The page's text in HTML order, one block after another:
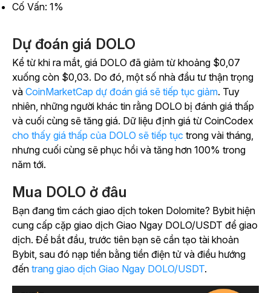
Cố Vấn: 1%
Dự đoán giá DOLO
Kể từ khi ra mắt, giá DOLO đã giảm từ khoảng $0,07
xuống còn $0,03. Do đó, một số nhà đầu tư thận trọng
và CoinMarketCap dự đoán giá sẽ tiếp tục giảm. Tuy
nhiên, những người khác tin rằng DOLO bị đánh giá thấp
và cuối cùng sẽ tăng giá. Dữ liệu định giá từ CoinCodex
cho thấy giá thấp của DOLO sẽ tiếp tục trong vài tháng,
nhưng cuối cùng sẽ phục hồi và tăng hơn 100% trong
năm tới.
Mua DOLO ở đâu
Bạn đang tìm cách giao dịch token Dolomite? Bybit hiện
cung cấp cặp giao dịch Giao Ngay DOLO/USDT để giao
dịch. Để bắt đầu, trước tiên bạn sẽ cần tạo tài khoản
Bybit, sau đó nạp tiền bằng tiền điện tử và điều hướng
đến trang giao dịch Giao Ngay DOLO/USDT.